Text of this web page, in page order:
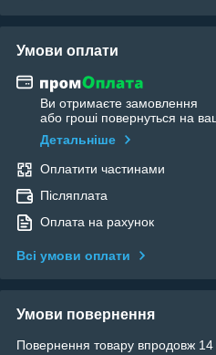
Умови оплати
Ви отримаєте замовлення
або гроші повернуться на
Детальніше
Оплатити частинами
Післяплата
Оплата на рахунок
Всі умови оплати
Умови повернення
Повернення товару впродовж 14